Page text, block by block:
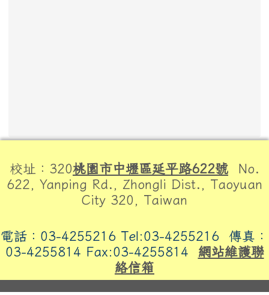
校址：320桃園市中壢區延平路622號 No.
622, Yanping Rd., Zhongli Dist., Taoyuan
City 320, Taiwan
電話：03-4255216 Tel:03-4255216 傳真：
03-4255814 Fax:03-4255814 網站維護聯
絡信箱